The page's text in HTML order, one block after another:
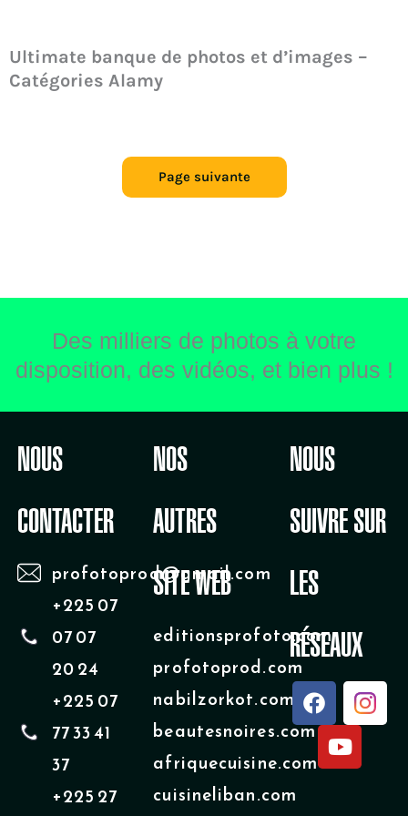
Ultimate banque de photos et d’images –
Catégories Alamy
Page suivante
Des milliers de photos à votre
disposition, des vidéos, et bien plus !
NOUS
CONTACTER
profotoprod@gmail.com
+225 07
07 07
20 24
+225 07
77 33 41
37
+225 27
NOS
AUTRES
SITE WEB
editionsprofoto.com
profotoprod.com
nabilzorkot.com
beautesnoires.com
afriquecuisine.com
cuisineliban.com
NOUS
SUIVRE SUR
LES
RÉSEAUX
F
a
c
e
Y
u
t